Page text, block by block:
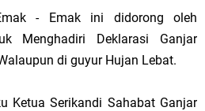
- Emak ini didorong oleh
Menghadiri Deklarasi Ganjar
di guyur Hujan Lebat.
Ketua Serikandi Sahabat Ganjar